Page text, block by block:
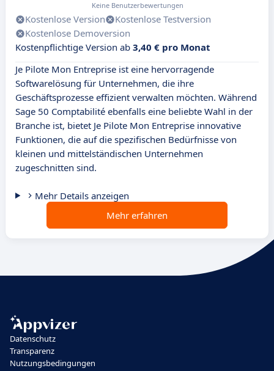
Keine Benutzerbewertungen
Kostenlose Version
Kostenlose Testversion
Kostenlose Demoversion
Kostenpflichtige Version ab 3,40 € pro Monat
Je Pilote Mon Entreprise ist eine hervorragende
Softwarelösung für Unternehmen, die ihre
Geschäftsprozesse effizient verwalten möchten. Während
Sage 50 Comptabilité ebenfalls eine beliebte Wahl in der
Branche ist, bietet Je Pilote Mon Entreprise innovative
Funktionen, die auf die spezifischen Bedürfnisse von
kleinen und mittelständischen Unternehmen
zugeschnitten sind.
Mehr Details anzeigen
Mehr erfahren
Datenschutz
Transparenz
Nutzungsbedingungen